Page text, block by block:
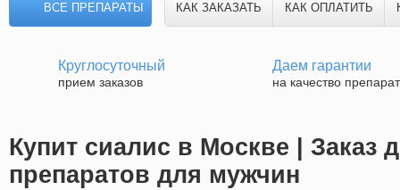
ВСЕ ПРЕПАРАТЫ КАК ЗАКАЗАТЬ КАК ОПЛАТИТЬ
Круглосуточный
прием заказов
Даем гарантии
на качество
Купит сиалис в Москве | Заказ
препаратов для мужчин